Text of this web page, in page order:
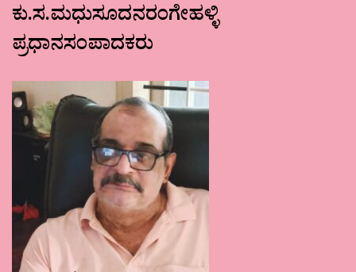
ಕು.ಸ.ಮಧುಸೂದನರಂಗೇಹಳ್ಳಿ
ಪ್ರಧಾನಸಂಪಾದಕರು